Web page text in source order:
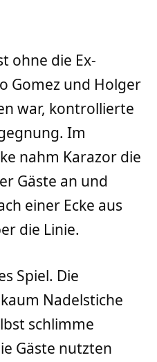
ohne die Ex-
Gomez und Holger
war, kontrollierte
Im
nahm Karazor die
Gäste an und
einer Ecke aus
die Linie.
Spiel. Die
Nadelstiche
schlimme
Gäste nutzten